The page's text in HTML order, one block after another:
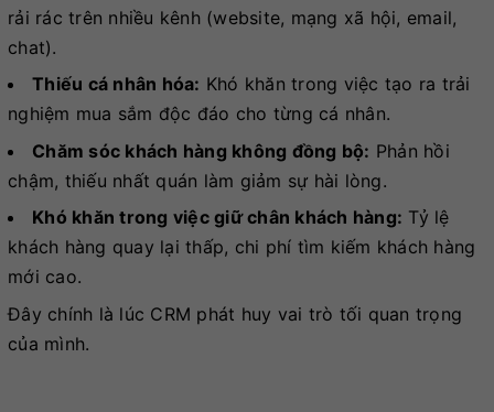
rải rác trên nhiều kênh (website, mạng xã hội, email,
chat).
Thiếu cá nhân hóa: Khó khăn trong việc tạo ra trải
nghiệm mua sắm độc đáo cho từng cá nhân.
Chăm sóc khách hàng không đồng bộ: Phản hồi
chậm, thiếu nhất quán làm giảm sự hài lòng.
Khó khăn trong việc giữ chân khách hàng: Tỷ lệ
khách hàng quay lại thấp, chi phí tìm kiếm khách hàng
mới cao.
Đây chính là lúc CRM phát huy vai trò tối quan trọng
của mình.